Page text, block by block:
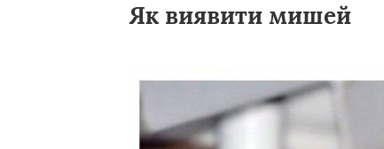
Як виявити мишей